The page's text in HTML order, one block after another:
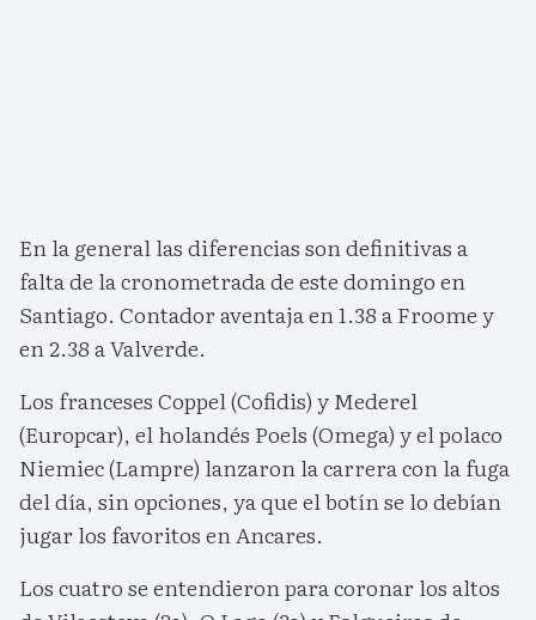
En la general las diferencias son definitivas a
falta de la cronometrada de este domingo en
Santiago. Contador aventaja en 1.38 a Froome y
en 2.38 a Valverde.
Los franceses Coppel (Cofidis) y Mederel
(Europcar), el holandés Poels (Omega) y el polaco
Niemiec (Lampre) lanzaron la carrera con la fuga
del día, sin opciones, ya que el botín se lo debían
jugar los favoritos en Ancares.
Los cuatro se entendieron para coronar los altos